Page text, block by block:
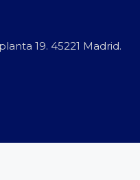
19. 45221 Madrid.